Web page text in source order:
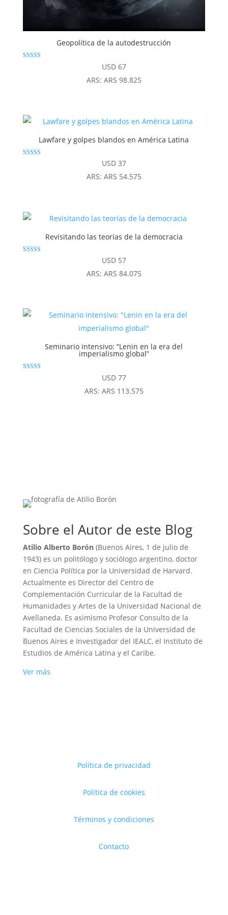
Geopolítica de la autodestrucción
USD67
ARS: ARS 98.825
Lawfare y golpes blandos en América Latina
USD37
ARS: ARS 54.575
Revisitando las teorías de la democracia
USD57
ARS: ARS 84.075
Seminario intensivo: “Lenin en la era del
imperialismo global”
USD77
ARS: ARS 113.575
Sobre el Autor de este Blog
Atilio Alberto Borón(Buenos Aires, 1 de julio de
1943) es un politólogo y sociólogo argentino, doctor
en Ciencia Política por la Universidad de Harvard.
Actualmente es Director del Centro de
Complementación Curricular de la Facultad de
Humanidades y Artes de la Universidad Nacional de
Avellaneda. Es asimismo Profesor Consulto de la
Facultad de Ciencias Sociales de la Universidad de
Buenos Aires e Investigador del IEALC, el Instituto de
Estudios de América Latina y el Caribe.
Ver más
Política de privacidad
Política de cookies
Términos y condiciones
Contacto